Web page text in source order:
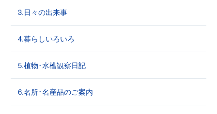
3.日々の出来事
4.暮らしいろいろ
5.植物･水槽観察日記
6.名所･名産品のご案内